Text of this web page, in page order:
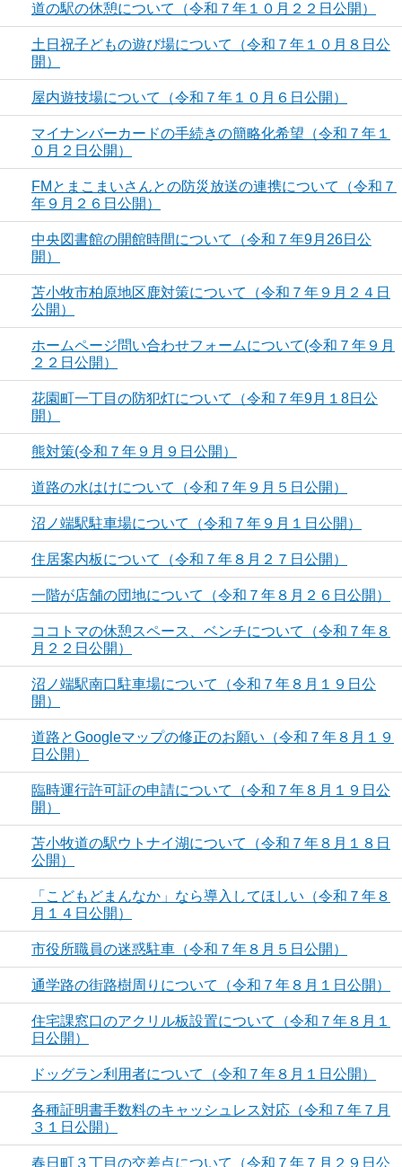
道の駅の休憩について（令和７年１０月２２日公開）
土日祝子どもの遊び場について（令和７年１０月８日公
開）
屋内遊技場について（令和７年１０月６日公開）
マイナンバーカードの手続きの簡略化希望（令和７年１
０月２日公開）
FMとまこまいさんとの防災放送の連携について（令和７
年９月２６日公開）
中央図書館の開館時間について（令和７年9月26日公
開）
苫小牧市柏原地区鹿対策について（令和７年９月２４日
公開）
ホームページ問い合わせフォームについて(令和７年９月
２２日公開）
花園町一丁目の防犯灯について（令和７年9月１8日公
開）
熊対策(令和７年９月９日公開）
道路の水はけについて（令和７年９月５日公開）
沼ノ端駅駐車場について（令和７年９月１日公開）
住居案内板について（令和７年８月２７日公開）
一階が店舗の団地について（令和７年８月２６日公開）
ココトマの休憩スペース、ベンチについて（令和７年８
月２２日公開）
沼ノ端駅南口駐車場について（令和７年８月１９日公
開）
道路とGoogleマップの修正のお願い（令和７年８月１９
日公開）
臨時運行許可証の申請について（令和７年８月１９日公
開）
苫小牧道の駅ウトナイ湖について（令和７年８月１８日
公開）
「こどもどまんなか」なら導入してほしい（令和７年８
月１４日公開）
市役所職員の迷惑駐車（令和７年８月５日公開）
通学路の街路樹周りについて（令和７年８月１日公開）
住宅課窓口のアクリル板設置について（令和７年８月１
日公開）
ドッグラン利用者について（令和７年８月１日公開）
各種証明書手数料のキャッシュレス対応（令和７年７月
３１日公開）
春日町３丁目の交差点について（令和７年７月２９日公